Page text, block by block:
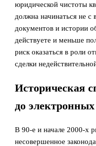
юридической чистоты
должна начинаться не с
документов и истории
действуете и меньше
риск оказаться в роли
сделки
Историческая
до электронных
В 90‑е и начале 2000‑х
несовершенное